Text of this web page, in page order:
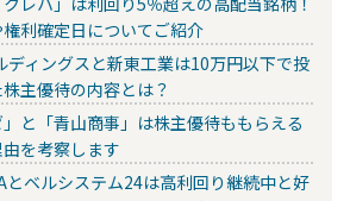
利確定日についてご紹介
ディングスと新東工業は10万円以下で投
主優待の内容とは？
と「青山商事」は株主優待ももらえる
を考察します
とベルシステム24は高利回り継続中と好